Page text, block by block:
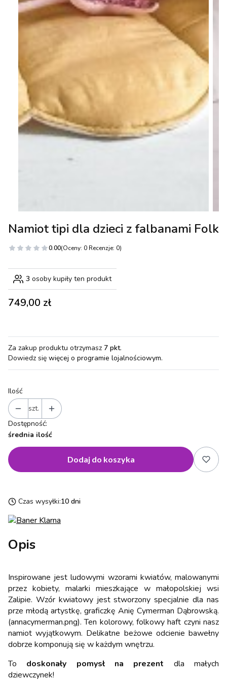
Namiot tipi dla dzieci z falbanami Folk
0.00(Oceny: 0 Recenzje: 0)
3 osoby kupiły ten produkt
Cena
749,00 zł
Za zakup produktu otrzymasz 7 pkt.
Dowiedz się więcej o programie lojalnościowym.
Ilość
szt.
Dostępność:
średnia ilość
Dodaj do koszyka
Czas wysyłki:10 dni
Opis
Inspirowane jest ludowymi wzorami kwiatów, malowanymi
przez kobiety, malarki mieszkające w małopolskiej wsi
Zalipie. Wzór kwiatowy jest stworzony specjalnie dla nas
prze młodą artystkę, graficzkę Anię Cymerman Dąbrowską.
(annacymerman.png). Ten kolorowy, folkowy haft czyni nasz
namiot wyjątkowym. Delikatne beżowe odcienie bawełny
dobrze komponują się w każdym wnętrzu.
To doskonały pomysł na prezent dla małych
dziewczynek!